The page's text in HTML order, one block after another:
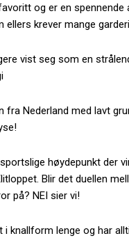
og er en spennende
ellers krever mange
vist seg som en
fra Nederland med lavt
høydepunkt der
Blir det duellen
på? NEI sier vi!
i knallform lenge og har